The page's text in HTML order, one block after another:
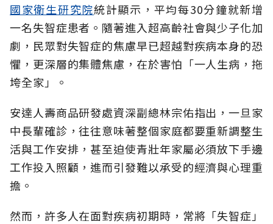
國家衛生研究院統計顯示，平均每30分鐘就新增
一名失智症患者。隨著進入超高齡社會與少子化加
劇，民眾對失智症的焦慮早已超越對疾病本身的恐
懼，更深層的集體焦慮，在於害怕「一人生病，拖
垮全家」。
安達人壽商品研發處資深副總林宗佑指出，一旦家
中長輩確診，往往意味著整個家庭都要重新調整生
活與工作安排，甚至迫使青壯年家屬必須放下手邊
工作投入照顧，進而引發難以承受的經濟與心理重
擔。
然而，許多人在面對疾病初期時，常將「失智症」